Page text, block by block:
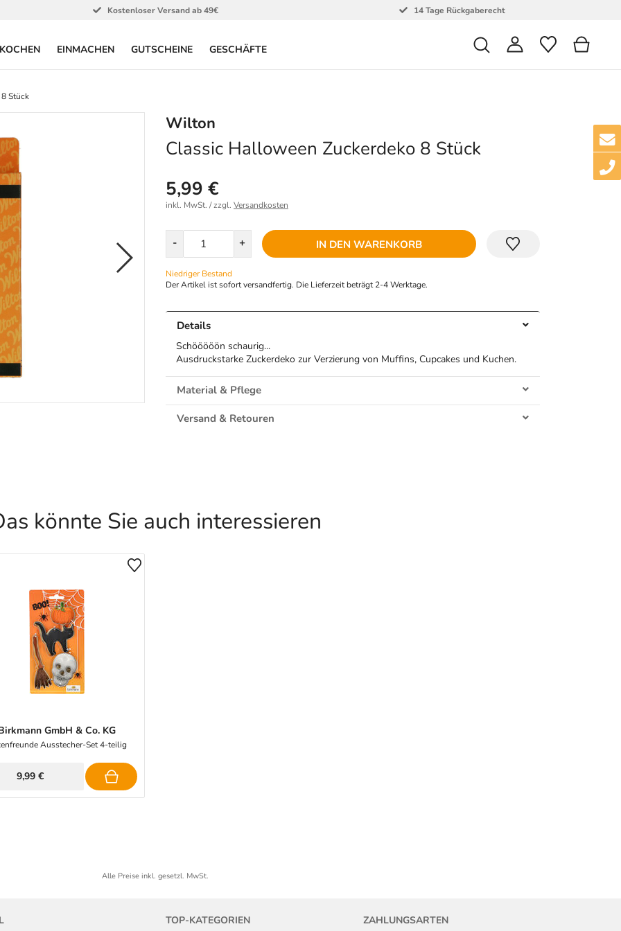
Kostenloser Versand ab 49€ 14 Tage Rückgaberecht
KOCHEN EINMACHEN GUTSCHEINE GESCHÄFTE
Stück
Wilton
Classic Halloween Zuckerdeko 8 Stück
5,99 €
inkl. MwSt. / zzgl. Versandkosten
- + IN DEN WARENKORB
Niedriger Bestand
Der Artikel ist sofort versandfertig. Die Lieferzeit beträgt 2-4 Werktage.
Details
Schööööön schaurig...
Ausdruckstarke Zuckerdeko zur Verzierung von Muffins, Cupcakes und Kuchen.
Material & Pflege
Versand & Retouren
könnte Sie auch interessieren
GmbH & Co. KG
Ausstecher-Set 4-teilig
9,99 €
Alle Preise inkl. gesetzl. MwSt.
TOP-KATEGORIEN ZAHLUNGSARTEN